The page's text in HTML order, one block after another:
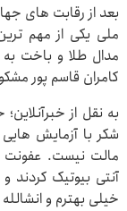
ملی یکی از مهم
مدال طلا و باخت به
کامران قاسم پور
به نقل از
شکر با آزمایش
مالت نیست. عفونت
آنتی بیوتیک کردند
خیلی بهترم و